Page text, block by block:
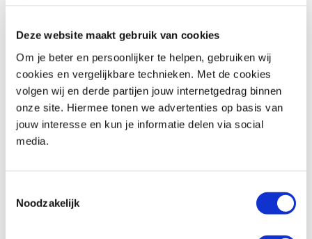
Deze website maakt gebruik van cookies
Om je beter en persoonlijker te helpen, gebruiken wij
cookies en vergelijkbare technieken. Met de cookies
volgen wij en derde partijen jouw internetgedrag binnen
onze site. Hiermee tonen we advertenties op basis van
jouw interesse en kun je informatie delen via social
media.
Noodzakelijk
BMW
F 900 R
€ 10.490,-
Uit2026
Honda
ADV 350
€ 8.299,-